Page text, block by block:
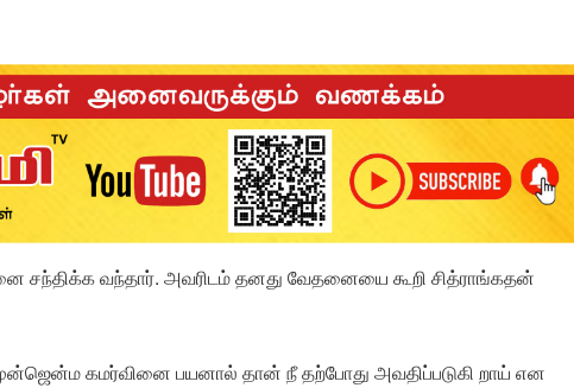
சந்திக்க வந்தார். அவரிடம் தனது வேதனையை கூறி சித்ராங்கதன்
கமர்வினை பயனால் தான் நீ தற்போது அவதிப்படுகி றாய் என